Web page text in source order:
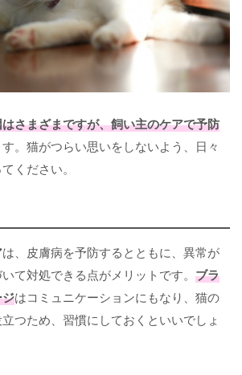
さまざまですが、飼い主のケアで予防
。猫がつらい思いをしないよう、日々
ください。
は、皮膚病を予防するとともに、異常が
て対処できる点がメリットです。 ブラ
はコミュニケーションにもなり、猫の
つため、習慣にしておくといいでしょ